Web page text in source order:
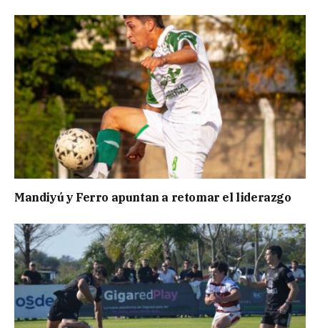
Mandiyú y Ferro apuntan a retomar el liderazgo